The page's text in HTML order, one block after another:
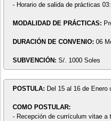
- Horario de salida de prácticas
MODALIDAD DE PRÁCTICAS:
DURACIÓN DE CONVENIO: 06
SUBVENCIÓN: S/. 1000 Soles
POSTULA: Del 15 al 16 de Enero
COMO POSTULAR:
- Recepción de currículum vitae a